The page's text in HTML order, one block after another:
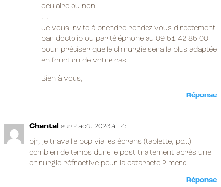
oculaire ou non
….
Je vous invite à prendre rendez vous directement
par doctolib ou par téléphone au 09 51 42 85 00
pour préciser quelle chirurgie sera la plus adaptée
en fonction de votre cas
Bien à vous,
Réponse
Chantal sur 2 août 2023 à 14:11
bjr, je travaille bcp via les écrans (tablette, pc…)
combien de temps dure le post traitement après une
chirurgie réfractive pour la cataracte ? merci
Réponse